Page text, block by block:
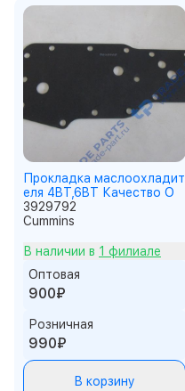
Прокладка маслоохладит
еля 4BT,6BT Качество О
3929792
Cummins
В наличии в 1 филиале
Оптовая
900₽
Розничная
990₽
В корзину